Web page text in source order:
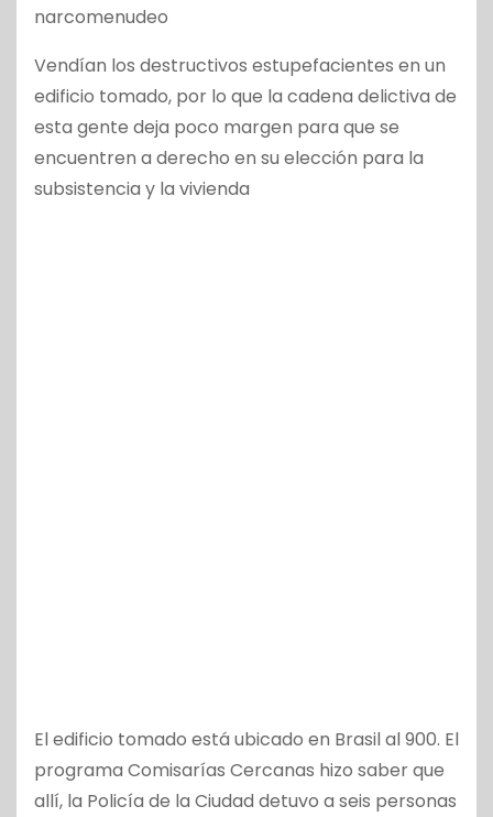
narcomenudeo
Vendían los destructivos estupefacientes en un
edificio tomado, por lo que la cadena delictiva de
esta gente deja poco margen para que se
encuentren a derecho en su elección para la
subsistencia y la vivienda
El edificio tomado está ubicado en Brasil al 900. El
programa Comisarías Cercanas hizo saber que
allí, la Policía de la Ciudad detuvo a seis personas